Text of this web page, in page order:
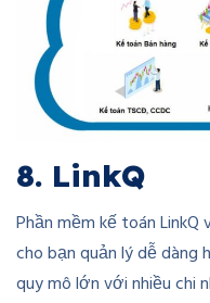
8. LinkQ
Phần mềm kế toán
cho bạn quản lý dễ
quy mô lớn với nhiều chi